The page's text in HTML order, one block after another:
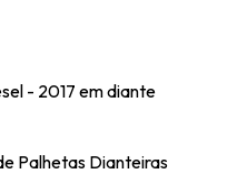
- 2017 em diante
Palhetas Dianteiras